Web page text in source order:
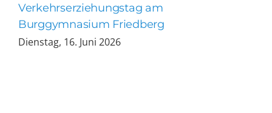
Verkehrserziehungstag am
Burggymnasium Friedberg
Dienstag, 16. Juni 2026